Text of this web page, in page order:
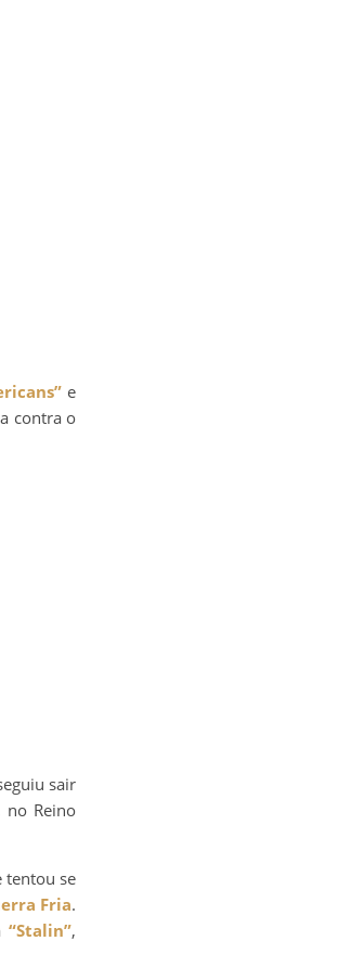
e
contra o
sair
no Reino
tentou se
Fria.
“Stalin”,